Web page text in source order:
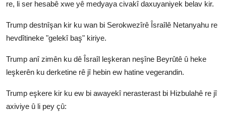
re, li ser hesabê xwe yê medyaya civakî daxuyaniyek belav kir.
Trump destnîşan kir ku wan bi Serokwezîrê Îsraîlê Netanyahu re
hevdîtineke "gelekî baş" kiriye.
Trump anî zimên ku dê Îsraîl leşkeran neşîne Beyrûtê û heke
leşkerên ku derketine rê jî hebin ew hatine vegerandin.
Trump eşkere kir ku ew bi awayekî nerasterast bi Hizbulahê re jî
axiviye û li pey çû: